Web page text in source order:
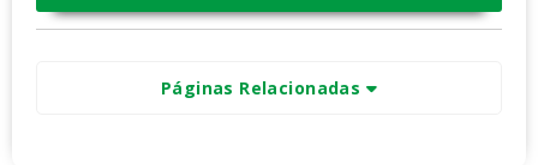
Páginas Relacionadas